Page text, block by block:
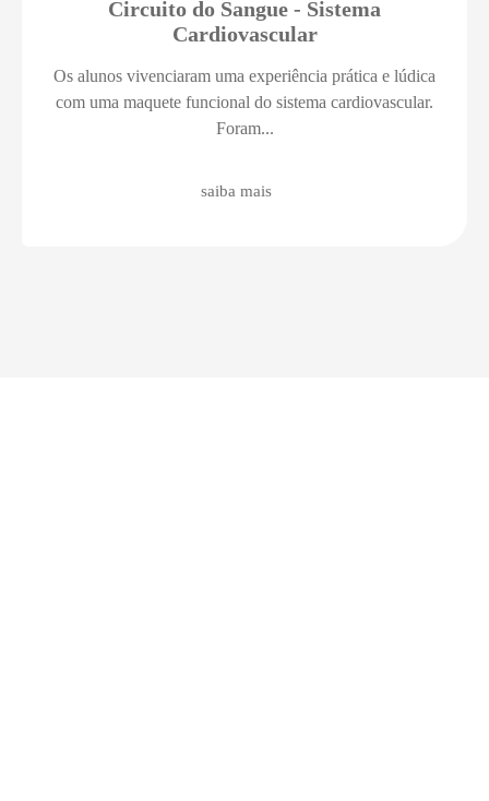
Circuito do Sangue - Sistema
Cardiovascular
Os alunos vivenciaram uma experiência prática e lúdica
com uma maquete funcional do sistema cardiovascular.
Foram...
saiba mais